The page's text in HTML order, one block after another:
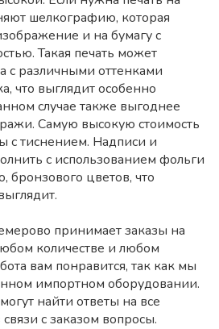
шелкографию, которая
и на бумагу с
Такая печать может
с различными оттенками
что выглядит особенно
случае также выгоднее
Самую высокую стоимость
с тиснением. Надписи и
с использованием фольги
бронзового цветов, что
принимает заказы на
количестве и любом
вам понравится, так как мы
импортном оборудовании.
найти ответы на все
с заказом вопросы.